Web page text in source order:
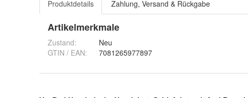
Produktdetails Zahlung, Versand & Rückgabe
Artikelmerkmale
Zustand:
Neu
GTIN / EAN:
7081265977897